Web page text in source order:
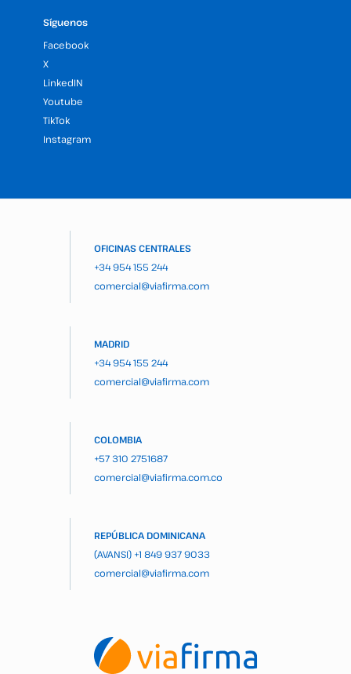
Síguenos
Facebook
X
LinkedIN
Youtube
TikTok
Instagram
OFICINAS CENTRALES
+34 954 155 244
comercial@viafirma.com
MADRID
+34 954 155 244
comercial@viafirma.com
COLOMBIA
+57 310 2751687
comercial@viafirma.com.co
REPÚBLICA DOMINICANA
(AVANSI) +1 849 937 9033
comercial@viafirma.com